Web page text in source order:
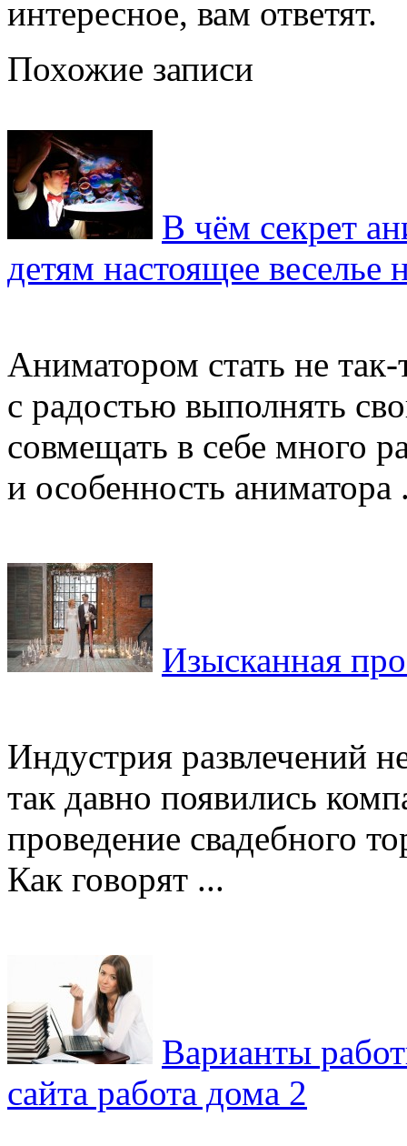
интересное, вам ответят.
Похожие записи
В чём секрет
детям настоящее веселье
Аниматором стать не
с радостью выполнять
совмещать в себе много
и особенность аниматора
Изысканная
Индустрия развлечений
так давно появились
проведение свадебного
Как говорят ...
Варианты
сайта работа дома 2